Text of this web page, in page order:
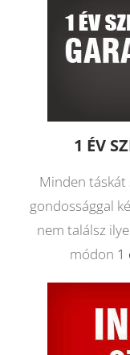
1 ÉV
Minden táskát
gondossággal
nem találsz
módon 1